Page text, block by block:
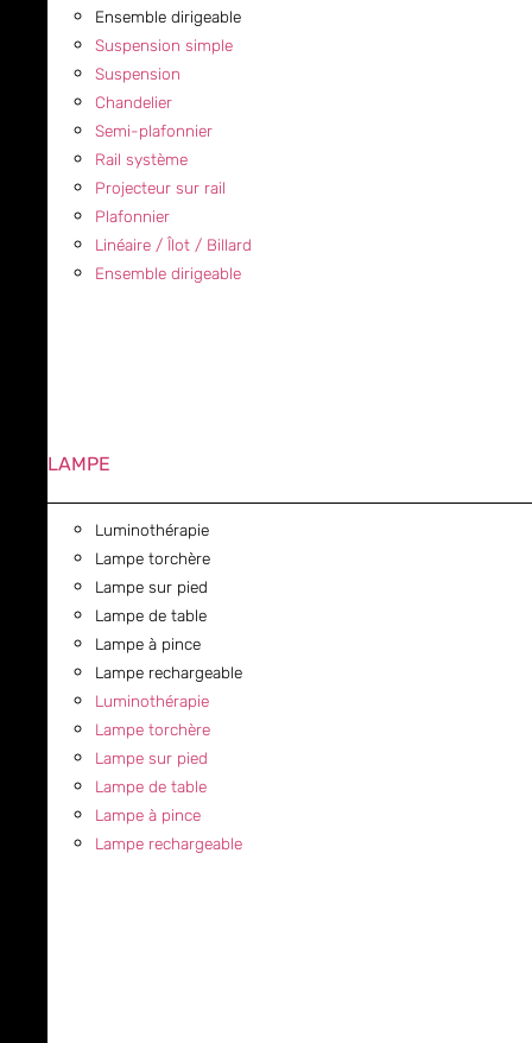
Ensemble dirigeable
Suspension simple
Suspension
Chandelier
Semi-plafonnier
Rail système
Projecteur sur rail
Plafonnier
Linéaire / Îlot / Billard
Ensemble dirigeable
LAMPE
Luminothérapie
Lampe torchère
Lampe sur pied
Lampe de table
Lampe à pince
Lampe rechargeable
Luminothérapie
Lampe torchère
Lampe sur pied
Lampe de table
Lampe à pince
Lampe rechargeable